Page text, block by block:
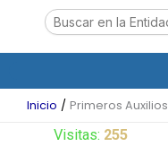
Search
Inicio Primeros
Visitas: 255